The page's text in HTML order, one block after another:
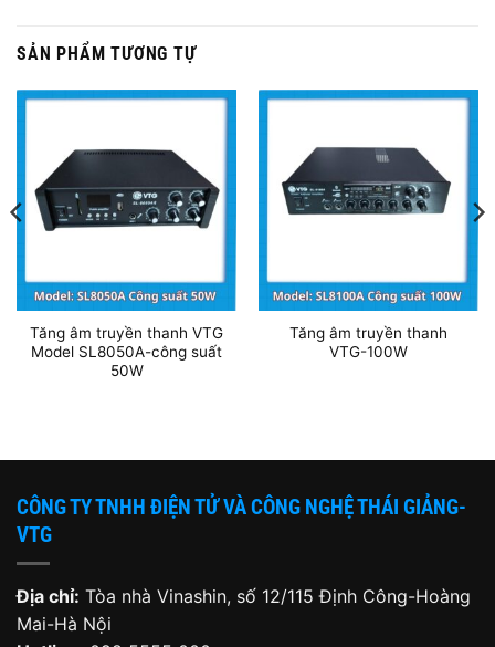
SẢN PHẨM TƯƠNG TỰ
Tăng âm truyền thanh VTG
Model SL8050A-công suất
50W
Tăng âm truyền thanh
VTG-100W
CÔNG TY TNHH ĐIỆN TỬ VÀ CÔNG NGHỆ THÁI GIẢNG-
VTG
Địa chỉ: Tòa nhà Vinashin, số 12/115 Định Công-Hoàng
Mai-Hà Nội